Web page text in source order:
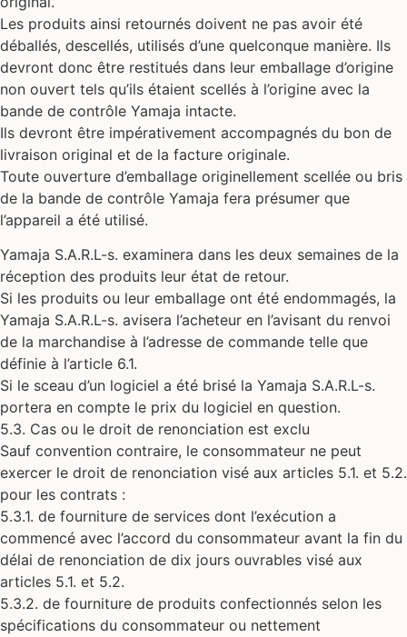
Les produits ainsi retournés doivent ne pas avoir été
déballés, descellés, utilisés d’une quelconque manière. Ils
devront donc être restitués dans leur emballage d’origine
non ouvert tels qu’ils étaient scellés à l’origine avec la
bande de contrôle Yamaja intacte.
Ils devront être impérativement accompagnés du bon de
livraison original et de la facture originale.
Toute ouverture d’emballage originellement scellée ou bris
de la bande de contrôle Yamaja fera présumer que
l’appareil a été utilisé.
Yamaja S.A.R.L-s. examinera dans les deux semaines de la
réception des produits leur état de retour.
Si les produits ou leur emballage ont été endommagés, la
Yamaja S.A.R.L-s. avisera l’acheteur en l’avisant du renvoi
de la marchandise à l’adresse de commande telle que
définie à l’article 6.1.
Si le sceau d’un logiciel a été brisé la Yamaja S.A.R.L-s.
portera en compte le prix du logiciel en question.
5.3. Cas ou le droit de renonciation est exclu
Sauf convention contraire, le consommateur ne peut
exercer le droit de renonciation visé aux articles 5.1. et 5.2.
pour les contrats :
5.3.1. de fourniture de services dont l’exécution a
commencé avec l’accord du consommateur avant la fin du
délai de renonciation de dix jours ouvrables visé aux
articles 5.1. et 5.2.
5.3.2. de fourniture de produits confectionnés selon les
spécifications du consommateur ou nettement